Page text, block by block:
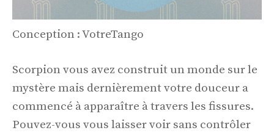
Conception : VotreTango
Scorpion vous avez construit un monde sur le
mystère mais dernièrement votre douceur a
commencé à apparaître à travers les fissures.
Pouvez-vous vous laisser voir sans contrôler